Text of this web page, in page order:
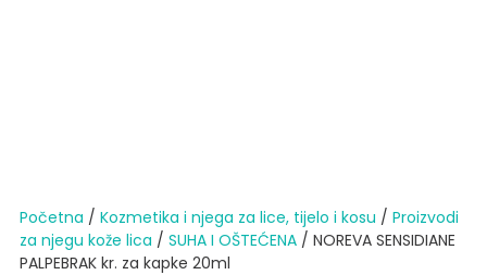
Početna / Kozmetika i njega za lice, tijelo i kosu / Proizvodi
za njegu kože lica / SUHA I OŠTEĆENA/ NOREVA SENSIDIANE
PALPEBRAK kr. za kapke 20ml